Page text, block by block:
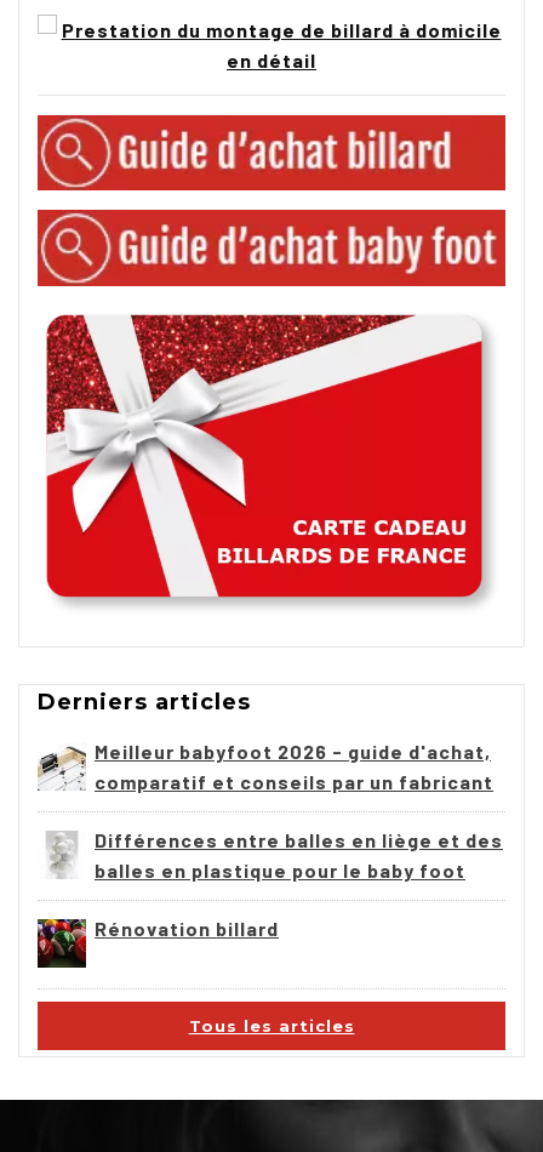
Derniers articles
Meilleur babyfoot 2026 - guide d'achat,
comparatif et conseils par un fabricant
Différences entre balles en liège et des
balles en plastique pour le baby foot
Rénovation billard
Tous les articles